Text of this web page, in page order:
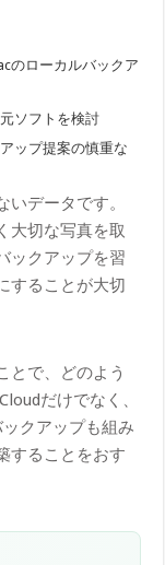
のローカルバックア
ソフトを検討
ップ提案の慎重な
データです。
大切な写真を取
ックアップを習
することが大切
とで、どのよう
だけでなく、
クアップも組み
することをおす